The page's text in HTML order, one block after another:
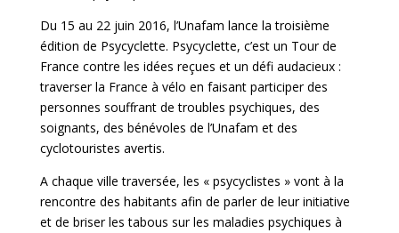
Du 15 au 22 juin 2016, l’Unafam lance la troisième
édition de Psycyclette. Psycyclette, c’est un Tour de
France contre les idées reçues et un défi audacieux :
traverser la France à vélo en faisant participer des
personnes souffrant de troubles psychiques, des
soignants, des bénévoles de l’Unafam et des
cyclotouristes avertis.
A chaque ville traversée, les « psycyclistes » vont à la
rencontre des habitants afin de parler de leur initiative
et de briser les tabous sur les maladies psychiques à